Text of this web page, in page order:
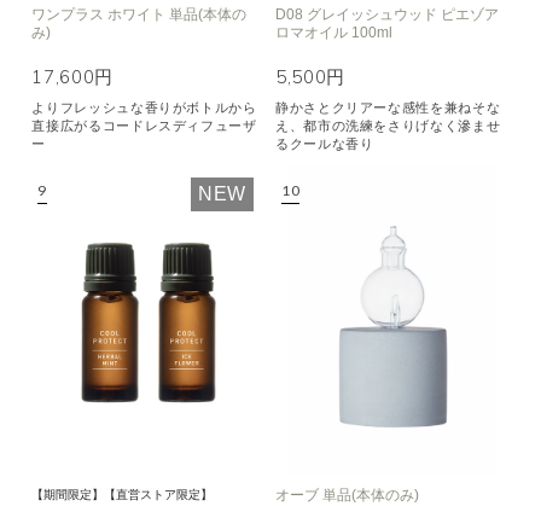
ワンプラス ホワイト 単品(本体の
み)
17,600円
よりフレッシュな香りがボトルから
直接広がるコードレスディフューザ
ー
D08 グレイッシュウッド ピエゾア
ロマオイル 100ml
5,500円
静かさとクリアーな感性を兼ねそな
え、都市の洗練をさりげなく滲ませ
るクールな香り
NEW
【期間限定】【直営ストア限定】 オーブ 単品(本体のみ)